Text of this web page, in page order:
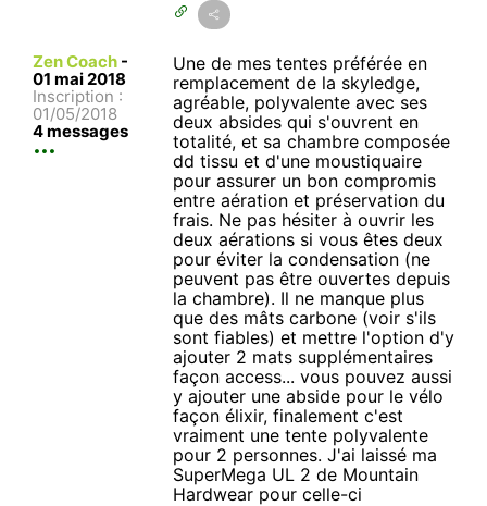
Zen Coach -
01 mai 2018
Inscription :
01/05/2018
4 messages
Une de mes tentes préférée en
remplacement de la skyledge,
agréable, polyvalente avec ses
deux absides qui s'ouvrent en
totalité, et sa chambre composée
dd tissu et d'une moustiquaire
pour assurer un bon compromis
entre aération et préservation du
frais. Ne pas hésiter à ouvrir les
deux aérations si vous êtes deux
pour éviter la condensation (ne
peuvent pas être ouvertes depuis
la chambre). Il ne manque plus
que des mâts carbone (voir s'ils
sont fiables) et mettre l'option d'y
ajouter 2 mats supplémentaires
façon access... vous pouvez aussi
y ajouter une abside pour le vélo
façon élixir, finalement c'est
vraiment une tente polyvalente
pour 2 personnes. J'ai laissé ma
SuperMega UL 2 de Mountain
Hardwear pour celle-ci